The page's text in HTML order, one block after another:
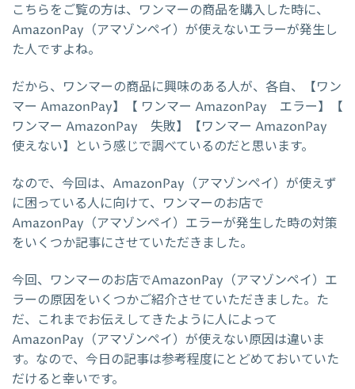
こちらをご覧の方は、ワンマーの商品を購入した時に、
AmazonPay（アマゾンペイ）が使えないエラーが発生し
た人ですよね。
だから、ワンマーの商品に興味のある人が、各自、【ワン
マー AmazonPay】【 ワンマー AmazonPay エラー】【
ワンマー AmazonPay 失敗】【ワンマー AmazonPay
使えない】という感じで調べているのだと思います。
なので、今回は、AmazonPay（アマゾンペイ）が使えず
に困っている人に向けて、ワンマーのお店で
AmazonPay（アマゾンペイ）エラーが発生した時の対策
をいくつか記事にさせていただきました。
今回、ワンマーのお店でAmazonPay（アマゾンペイ）エ
ラーの原因をいくつかご紹介させていただきました。た
だ、これまでお伝えしてきたように人によって
AmazonPay（アマゾンペイ）が使えない原因は違いま
す。なので、今日の記事は参考程度にとどめておいていた
だけると幸いです。